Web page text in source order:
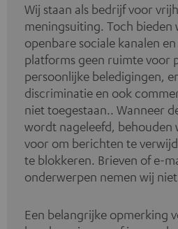
Wij staan als bedrijf voor
meningsuiting. Toch bieden
openbare sociale kanalen
platforms geen ruimte voor
persoonlijke beledigingen,
discriminatie en ook
niet toegestaan.. Wanneer
wordt nageleefd, behouden
voor om berichten te
te blokkeren. Brieven of e-
onderwerpen nemen wij
Een belangrijke opmerking